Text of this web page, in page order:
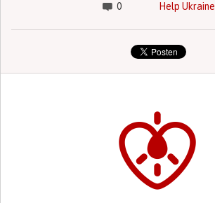
0 Help Ukraine